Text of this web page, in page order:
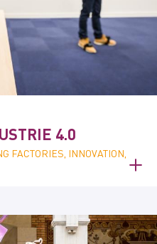
4.0
FACTORIES, INNOVATION,